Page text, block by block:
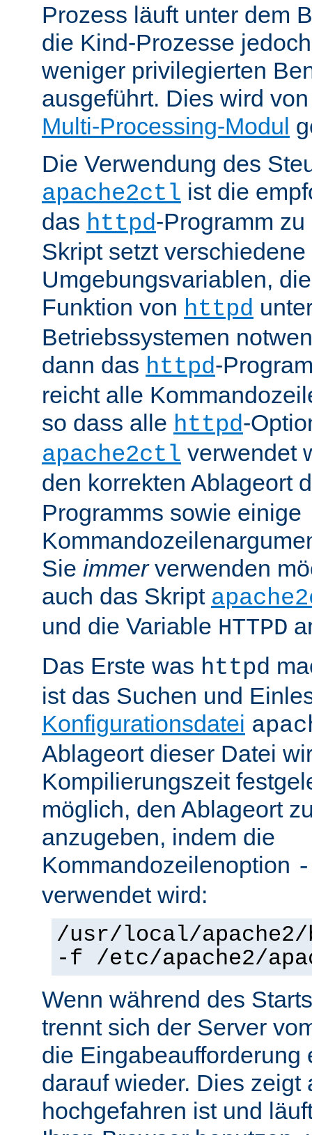
Prozess läuft unter dem
die Kind-Prozesse
weniger privilegierten
ausgeführt. Dies wird
Multi-Processing-Modul
Die Verwendung des
apache2ctl ist die
das httpd-Programm
Skript setzt verschiedene
Umgebungsvariablen,
Funktion von httpd
Betriebssystemen
dann das httpd-
reicht alle
so dass alle httpd-
apache2ctl verwendet
den korrekten Ablageort
Programms sowie einige
Sie immerverwenden
auch das Skript
und die Variable HTTPD
Das Erste was httpd
ist das Suchen und
Konfigurationsdatei
Ablageort dieser Datei
Kompilierungszeit
möglich, den Ablageort
anzugeben, indem die
Kommandozeilenoption
verwendet wird:
/usr/local/
-f /etc/apache2/
Wenn während des
trennt sich der Server
die Eingabeaufforderung
darauf wieder. Dies zeigt
hochgefahren ist und